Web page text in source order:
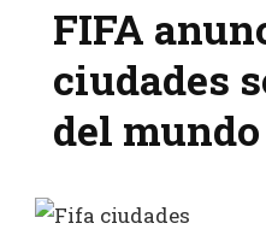
FIFA
ciudades
del